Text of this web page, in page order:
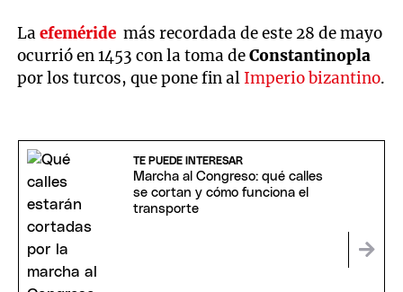
Laefeméride más recordada de este 28 de mayo
ocurrió en 1453 con la toma deConstantinopla
por los turcos, que pone fin al Imperio bizantino.
TE PUEDE INTERESAR
Marcha al Congreso: qué calles
se cortan y cómo funciona el
transporte